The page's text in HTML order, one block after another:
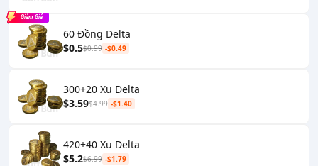
60 Đồng Delta
$0.5$0.99 -$0.49
Giảm Giá
300+20 Xu Delta
$3.59$4.99 -$1.40
420+40 Xu Delta
$5.2$6.99 -$1.79